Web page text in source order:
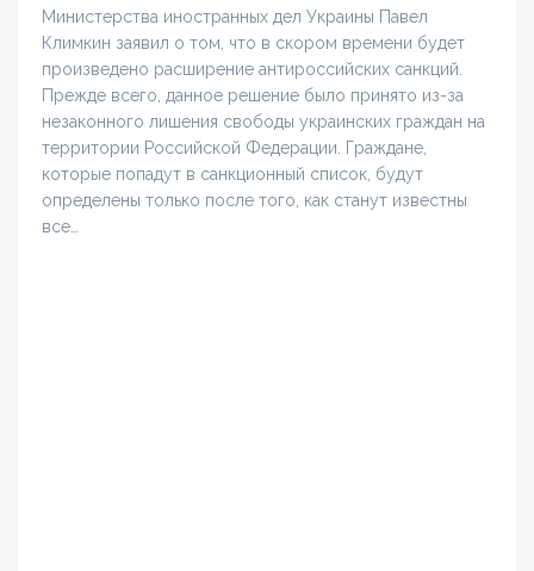
Министерства иностранных дел Украины Павел
Климкин заявил о том, что в скором времени будет
произведено расширение антироссийских санкций.
Прежде всего, данное решение было принято из-за
незаконного лишения свободы украинских граждан на
территории Российской Федерации. Граждане,
которые попадут в санкционный список, будут
определены только после того, как станут известны
все…